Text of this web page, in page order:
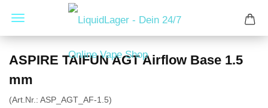
ASPIRE TAIFUN AGT Airflow Base 1.5
mm
(Art.Nr.: ASP_AGT_AF-1.5)